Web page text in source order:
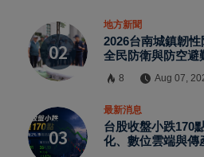
地方新聞
2026台南城鎮韌
全民防衛與防空避
8 Aug 07,
最新消息
台股收盤小跌
化、數位雲端與傳